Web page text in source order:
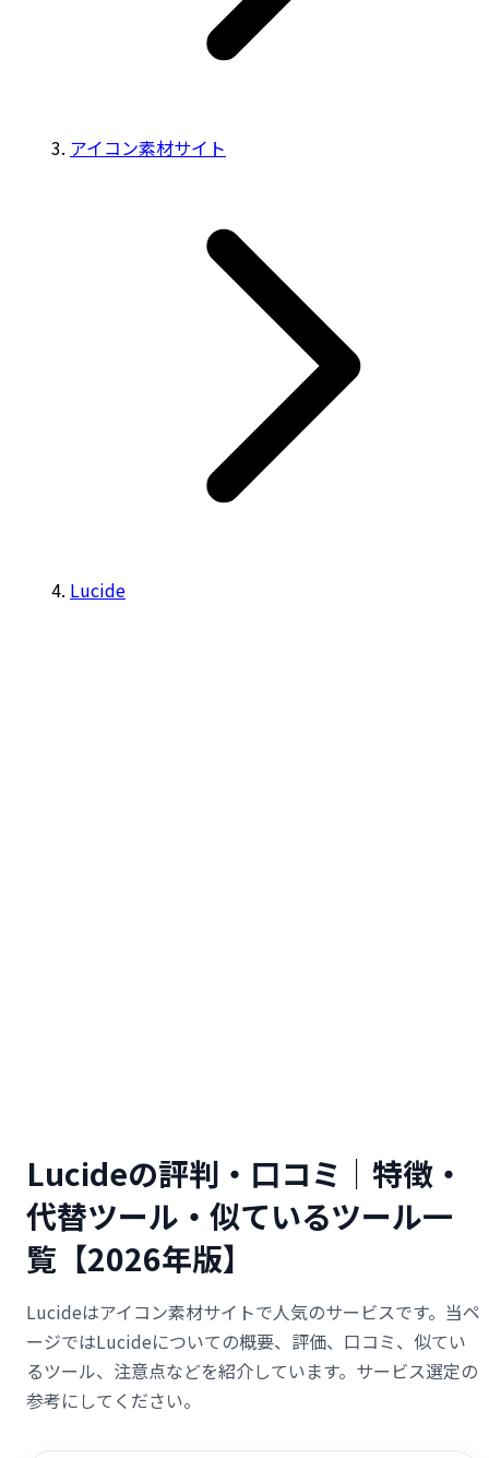
アイコン素材サイト
Lucide
Lucideの評判・口コミ｜特徴・
代替ツール・似ているツール一
覧【2026年版】
Lucideはアイコン素材サイトで人気のサービスです。当ペ
ージではLucideについての概要、評価、口コミ、似てい
るツール、注意点などを紹介しています。サービス選定の
参考にしてください。